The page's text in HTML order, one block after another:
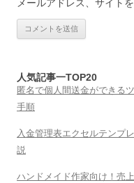
メールアドレス、サイトを
人気記事一TOP20
匿名で個人間送金ができる
手順
入金管理表エクセルテンプ
説
ハンドメイド作家向け！売